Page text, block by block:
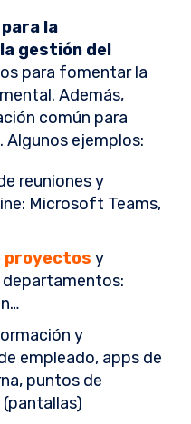
la
gestión del
para fomentar la
Además,
común para
ejemplos:
reuniones y
Microsoft Teams,
proyectos y
y
empleado, apps de
puntos de